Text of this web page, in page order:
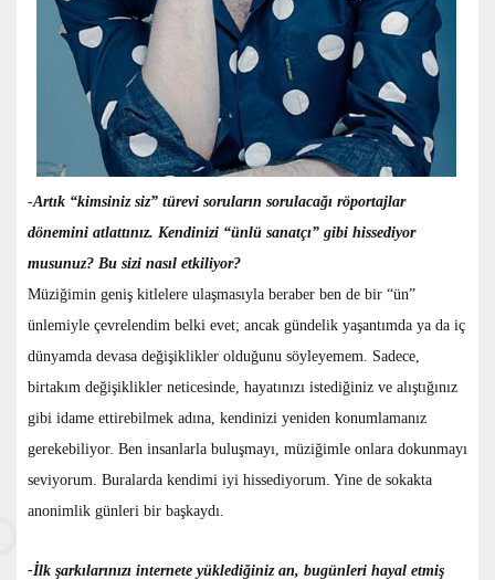
-Artık “kimsiniz siz” türevi soruların sorulacağı röportajlar
dönemini atlattınız. Kendinizi “ünlü sanatçı” gibi hissediyor
musunuz? Bu sizi nasıl etkiliyor?
Müziğimin geniş kitlelere ulaşmasıyla beraber ben de bir “ün”
ünlemiyle çevrelendim belki evet; ancak gündelik yaşantımda ya da iç
dünyamda devasa değişiklikler olduğunu söyleyemem. Sadece,
birtakım değişiklikler neticesinde, hayatınızı istediğiniz ve alıştığınız
gibi idame ettirebilmek adına, kendinizi yeniden konumlamanız
gerekebiliyor. Ben insanlarla buluşmayı, müziğimle onlara dokunmayı
seviyorum. Buralarda kendimi iyi hissediyorum. Yine de sokakta
anonimlik günleri bir başkaydı.
-İlk şarkılarınızı internete yüklediğiniz an, bugünleri hayal etmiş